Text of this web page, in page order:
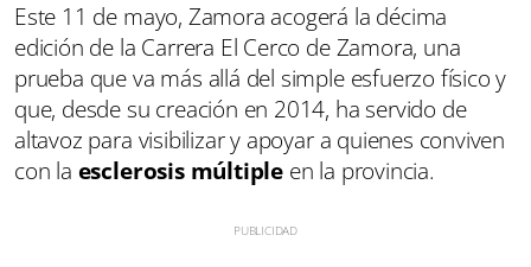
Este 11 de mayo, Zamora acogerá la décima
edición de la Carrera El Cerco de Zamora, una
prueba que va más allá del simple esfuerzo físico y
que, desde su creación en 2014, ha servido de
altavoz para visibilizar y apoyar a quienes conviven
con la esclerosis múltiple en la provincia.